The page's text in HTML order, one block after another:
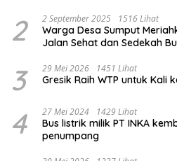
2 2 September 2025 1516 Lihat
Warga Desa Sumput
Jalan Sehat dan Sedekah
3 29 Mei 2026 1451 Lihat
Gresik Raih WTP untuk Kali
4 27 Mei 2024 1429 Lihat
Bus listrik milik PT INKA
penumpang